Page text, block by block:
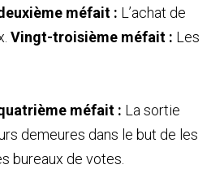
méfait : L’achat de
Vingt-troisième méfait : Les
méfait : La sortie
demeures dans le but de les
bureaux de votes.